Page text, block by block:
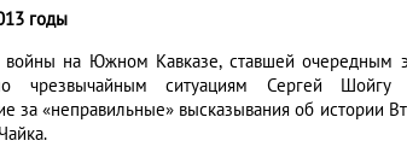
годы
на Южном Кавказе, ставшей очередным
чрезвычайным ситуациям Сергей Шойгу
за «неправильные» высказывания об истории